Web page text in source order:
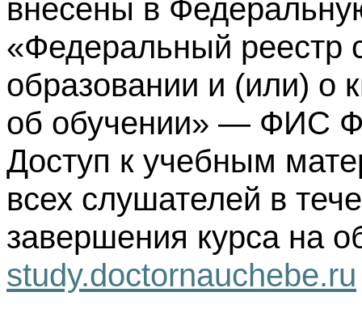
внесены в
«Федеральный реестр
образовании и (или) о
об обучении» — ФИС
Доступ к учебным
всех слушателей в
завершения курса на
study.doctornauchebe.ru